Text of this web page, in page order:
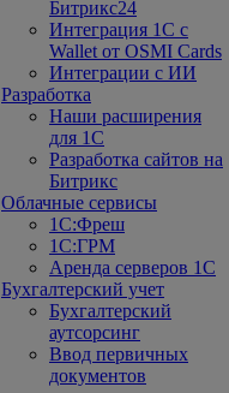
Битрикс24
Интеграция 1С с
Wallet от OSMI Cards
Интеграции с ИИ
Разработка
Наши расширения
для 1С
Разработка сайтов на
Битрикс
Облачные сервисы
1С:Фреш
1С:ГРМ
Аренда серверов 1С
Бухгалтерский учет
Бухгалтерский
аутсорсинг
Ввод первичных
документов